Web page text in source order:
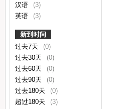
汉语
(3)
英语
(3)
新到时间
过去7天
(0)
过去30天
(0)
过去60天
(0)
过去90天
(0)
过去180天
(0)
超过180天
(3)